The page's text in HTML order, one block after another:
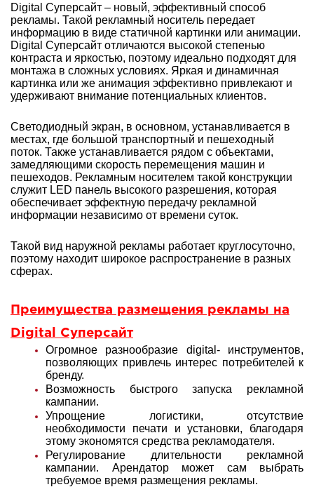
Digital Суперсайт – новый, эффективный способ
рекламы. Такой рекламный носитель передает
информацию в виде статичной картинки или анимации.
Digital Суперсайт отличаются высокой степенью
контраста и яркостью, поэтому идеально подходят для
монтажа в сложных условиях. Яркая и динамичная
картинка или же анимация эффективно привлекают и
удерживают внимание потенциальных клиентов.
Светодиодный экран, в основном, устанавливается в
местах, где большой транспортный и пешеходный
поток. Также устанавливается рядом с объектами,
замедляющими скорость перемещения машин и
пешеходов. Рекламным носителем такой конструкции
служит LED панель высокого разрешения, которая
обеспечивает эффектную передачу рекламной
информации независимо от времени суток.
Такой вид наружной рекламы работает круглосуточно,
поэтому находит широкое распространение в разных
сферах.
Преимущества размещения рекламы на
Digital Суперсайт
Огромное разнообразие digital- инструментов,
позволяющих привлечь интерес потребителей к
бренду.
Возможность быстрого запуска рекламной
кампании.
Упрощение логистики, отсутствие
необходимости печати и установки, благодаря
этому экономятся средства рекламодателя.
Регулирование длительности рекламной
кампании. Арендатор может сам выбрать
требуемое время размещения рекламы.